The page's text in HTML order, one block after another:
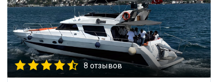
8 отзывов